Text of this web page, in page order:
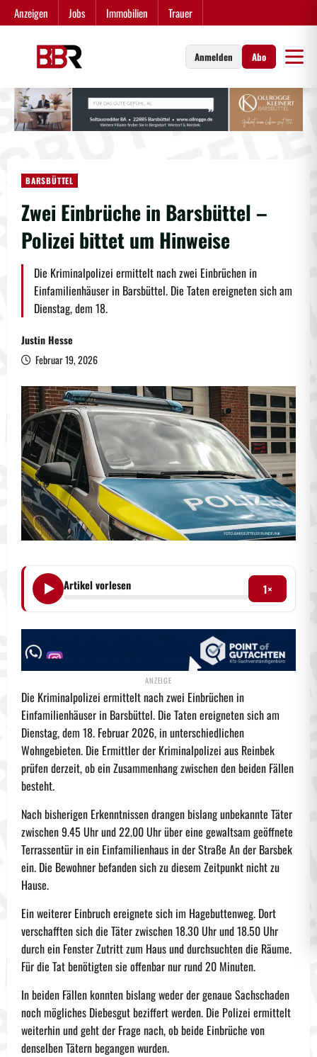
Zum
Inhalt
Anzeigen Jobs Immobilien Trauer
Anmelden Abo
BARSBÜTTEL
Zwei Einbrüche in Barsbüttel –
Polizei bittet um Hinweise
Die Kriminalpolizei ermittelt nach zwei Einbrüchen in
Einfamilienhäuser in Barsbüttel. Die Taten ereigneten sich am
Dienstag, dem 18.
Justin Hesse
Februar 19, 2026
Artikel vorlesen 1×
Die Kriminalpolizei ermittelt nach zwei Einbrüchen in
Einfamilienhäuser in Barsbüttel. Die Taten ereigneten sich am
Dienstag, dem 18. Februar 2026, in unterschiedlichen
Wohngebieten. Die Ermittler der Kriminalpolizei aus Reinbek
prüfen derzeit, ob ein Zusammenhang zwischen den beiden Fällen
besteht.
Nach bisherigen Erkenntnissen drangen bislang unbekannte Täter
zwischen 9.45 Uhr und 22.00 Uhr über eine gewaltsam geöffnete
Terrassentür in ein Einfamilienhaus in der Straße An der Barsbek
ein. Die Bewohner befanden sich zu diesem Zeitpunkt nicht zu
Hause.
Ein weiterer Einbruch ereignete sich im Hagebuttenweg. Dort
verschafften sich die Täter zwischen 18.30 Uhr und 18.50 Uhr
durch ein Fenster Zutritt zum Haus und durchsuchten die Räume.
Für die Tat benötigten sie offenbar nur rund 20 Minuten.
In beiden Fällen konnten bislang weder der genaue Sachschaden
noch mögliches Diebesgut beziffert werden. Die Polizei ermittelt
weiterhin und geht der Frage nach, ob beide Einbrüche von
denselben Tätern begangen wurden.